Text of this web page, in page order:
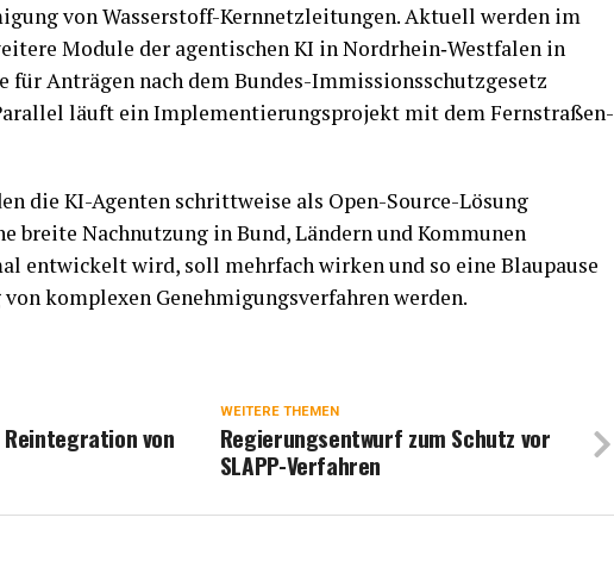
von Wasserstoff-Kernnetzleitungen. Aktuell werden im
Module der agentischen KI in Nordrhein‑Westfalen in
für Anträgen nach dem Bundes-Immissionsschutzgesetz
läuft ein Implementierungsprojekt mit dem Fernstraßen-
die KI-Agenten schrittweise als Open-Source-Lösung
breite Nachnutzung in Bund, Ländern und Kommunen
entwickelt wird, soll mehrfach wirken und so eine Blaupause
komplexen Genehmigungsverfahren werden.
WEITERE THEMEN
Regierungsentwurf zum Schutz vor
SLAPP-Verfahren
von